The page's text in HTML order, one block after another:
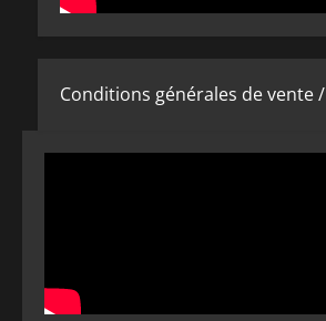
Conditions générales de vente /